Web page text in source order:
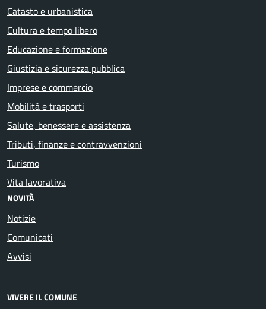
Catasto e urbanistica
Cultura e tempo libero
Educazione e formazione
Giustizia e sicurezza pubblica
Imprese e commercio
Mobilità e trasporti
Salute, benessere e assistenza
Tributi, finanze e contravvenzioni
Turismo
Vita lavorativa
NOVITÀ
Notizie
Comunicati
Avvisi
VIVERE IL COMUNE